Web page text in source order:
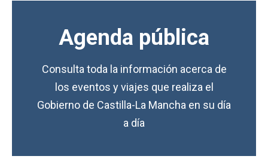
Agenda pública
Consulta toda la información acerca de
los eventos y viajes que realiza el
Gobierno de Castilla-La Mancha en su día
a día